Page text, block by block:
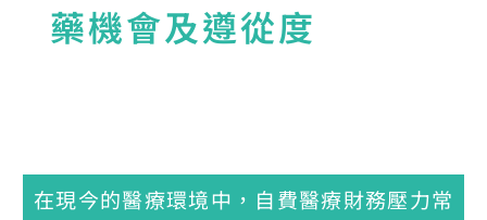
藥機會及遵從度
在現今的醫療環境中，自費醫療財務壓力常